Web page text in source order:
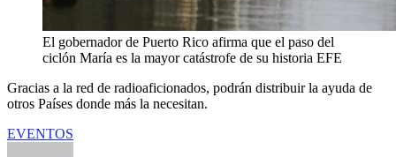
El gobernador de Puerto Rico afirma que el paso del
ciclón María es la mayor catástrofe de su historia EFE
Gracias a la red de radioaficionados, podrán distribuir la ayuda de
otros Países donde más la necesitan.
EVENTOS